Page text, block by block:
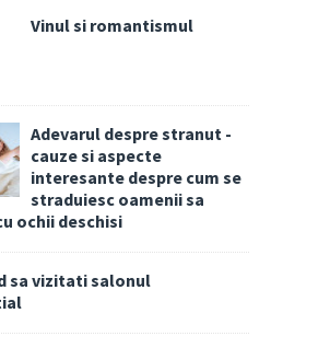
Vinul si romantismul
Adevarul despre stranut -
cauze si aspecte
interesante despre cum se
straduiesc oamenii sa
ochii deschisi
sa vizitati salonul